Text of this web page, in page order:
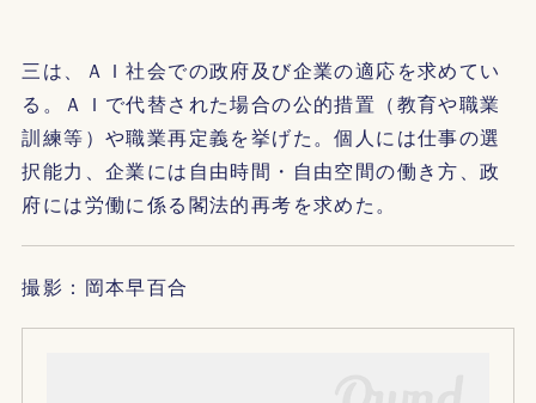
三は、ＡＩ社会での政府及び企業の適応を求めてい
る。ＡＩで代替された場合の公的措置（教育や職業
訓練等）や職業再定義を挙げた。個人には仕事の選
択能力、企業には自由時間・自由空間の働き方、政
府には労働に係る閣法的再考を求めた。
撮影：岡本早百合